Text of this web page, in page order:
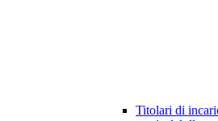
Titolari di